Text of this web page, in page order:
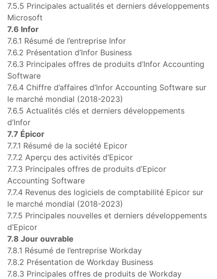
7.5.5 Principales actualités et derniers développements
Microsoft
7.6 Infor
7.6.1 Résumé de l’entreprise Infor
7.6.2 Présentation d’Infor Business
7.6.3 Principales offres de produits d’Infor Accounting
Software
7.6.4 Chiffre d’affaires d’Infor Accounting Software sur
le marché mondial (2018-2023)
7.6.5 Actualités clés et derniers développements
d’Infor
7.7 Épicor
7.7.1 Résumé de la société Epicor
7.7.2 Aperçu des activités d’Epicor
7.7.3 Principales offres de produits d’Epicor
Accounting Software
7.7.4 Revenus des logiciels de comptabilité Epicor sur
le marché mondial (2018-2023)
7.7.5 Principales nouvelles et derniers développements
d’Epicor
7.8 Jour ouvrable
7.8.1 Résumé de l’entreprise Workday
7.8.2 Présentation de Workday Business
7.8.3 Principales offres de produits de Workday